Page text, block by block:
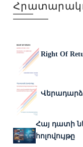
Right Of
Հայ դատի
հոլովույթը